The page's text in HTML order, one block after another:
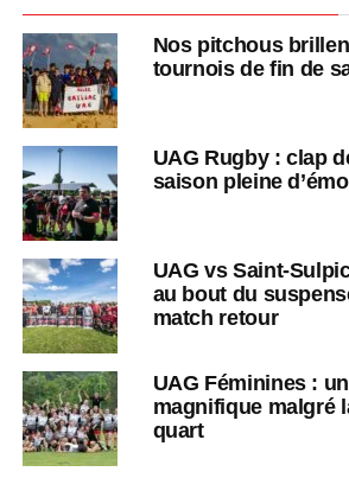
Nos pitchous
tournois de fin de
UAG Rugby : clap
saison pleine
UAG vs Saint-
au bout du
match retour
UAG Féminines :
magnifique malgré
quart